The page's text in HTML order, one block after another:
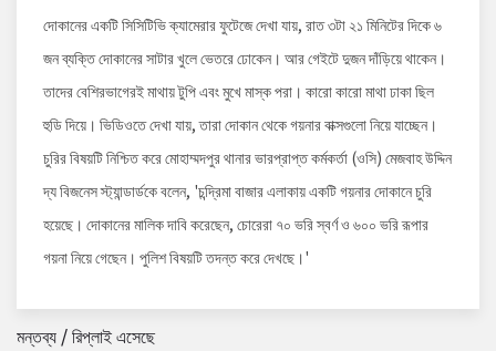
দোকানের একটি সিসিটিভি ক্যামেরার ফুটেজে দেখা যায়, রাত ৩টা ২১ মিনিটের দিকে ৬
জন ব্যক্তি দোকানের সাটার খুলে ভেতরে ঢোকেন। আর গেইটে দুজন দাঁড়িয়ে থাকেন।
তাদের বেশিরভাগেরই মাথায় টুপি এবং মুখে মাস্ক পরা। কারো কারো মাথা ঢাকা ছিল
হুডি দিয়ে। ভিডিওতে দেখা যায়, তারা দোকান থেকে গয়নার বাক্সগুলো নিয়ে যাচ্ছেন।
চুরির বিষয়টি নিশ্চিত করে মোহাম্মদপুর থানার ভারপ্রাপ্ত কর্মকর্তা (ওসি) মেজবাহ উদ্দিন
দ্য বিজনেস স্ট্যান্ডার্ডকে বলেন, 'চন্দ্রিমা বাজার এলাকায় একটি গয়নার দোকানে চুরি
হয়েছে। দোকানের মালিক দাবি করেছেন, চোরেরা ৭০ ভরি স্বর্ণ ও ৬০০ ভরি রূপার
গয়না নিয়ে গেছেন। পুলিশ বিষয়টি তদন্ত করে দেখছে।'
মন্তব্য / রিপ্লাই এসেছে